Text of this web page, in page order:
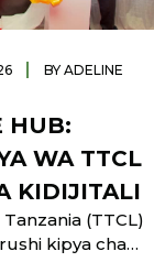
|
BY ADELINE
HUB:
WA TTCL
KIDIJITALI
(TTCL)
kipya cha